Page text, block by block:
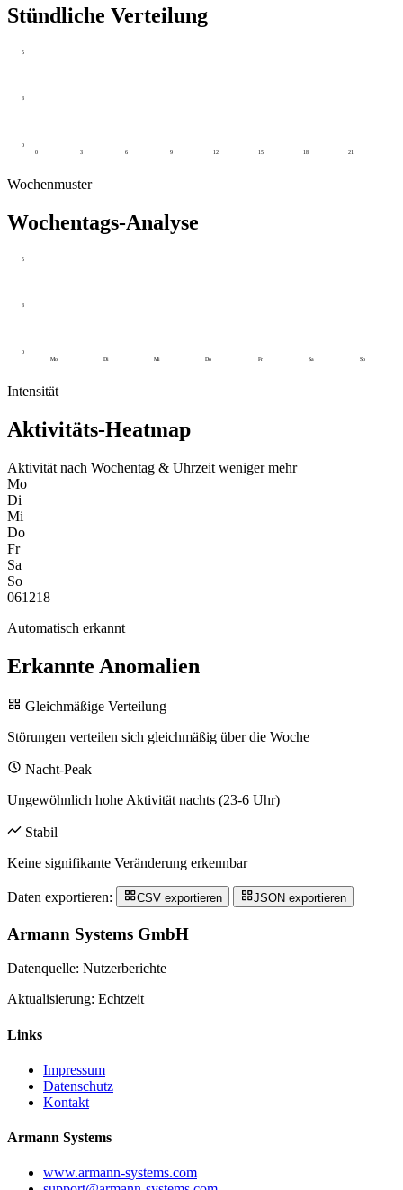
Stündliche Verteilung
0
3
5
0 3 6 9 12 15 18 21
Wochenmuster
Wochentags-Analyse
0
3
5
Mo Di Mi Do Fr Sa So
Intensität
Aktivitäts-Heatmap
Aktivität nach Wochentag & Uhrzeit wenigermehr
Mo
Di
Mi
Do
Fr
Sa
So
061218
Automatisch erkannt
Erkannte Anomalien
Gleichmäßige Verteilung
Störungen verteilen sich gleichmäßig über die Woche
Nacht-Peak
Ungewöhnlich hohe Aktivität nachts (23-6 Uhr)
Stabil
Keine signifikante Veränderung erkennbar
Daten exportieren: CSV exportieren JSON exportieren
Armann Systems GmbH
Datenquelle: Nutzerberichte
Aktualisierung: Echtzeit
Links
Impressum
Datenschutz
Kontakt
Armann Systems
www.armann-systems.com